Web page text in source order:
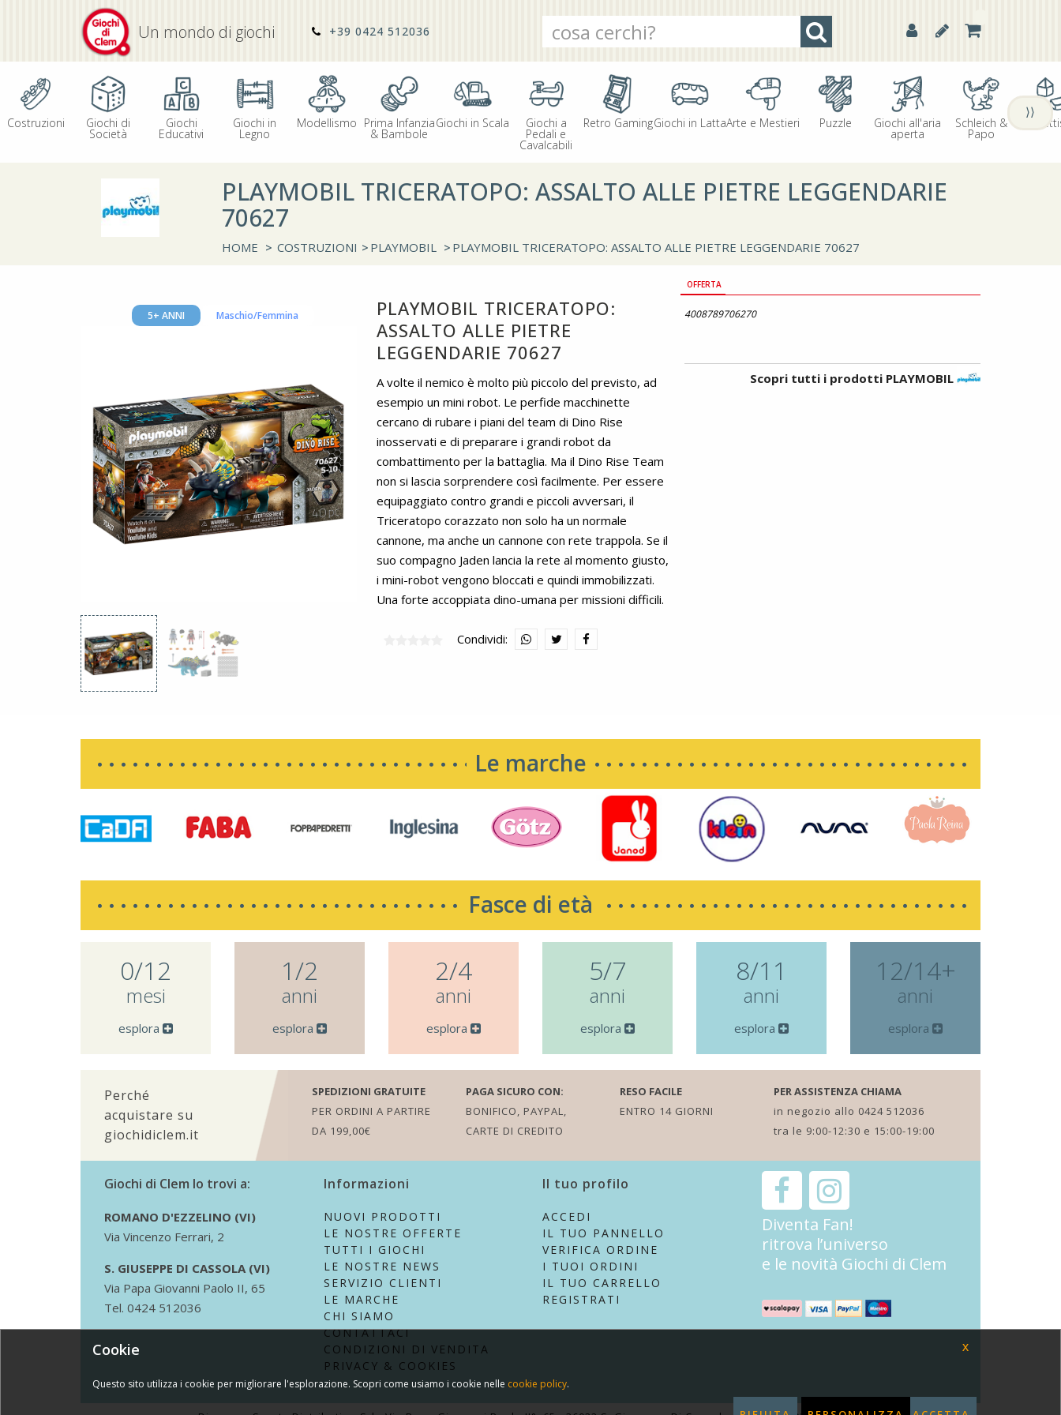
Un mondo di giochi +39 0424 512036
Costruzioni Giochi di
Società
Giochi
Educativi
Giochi in
Legno
Modellismo Prima Infanzia
& Bambole
Giochi in Scala Giochi a
Pedali e
Cavalcabili
Retro GamingGiochi in LattaArte e Mestieri Puzzle Giochi all'aria
aperta
Schleich &
Papo
⟩⟩
PLAYMOBIL TRICERATOPO: ASSALTO ALLE PIETRE LEGGENDARIE
70627
HOME > COSTRUZIONI > PLAYMOBIL > PLAYMOBIL TRICERATOPO: ASSALTO ALLE PIETRE LEGGENDARIE 70627
5+ ANNI Maschio/Femmina
PLAYMOBIL TRICERATOPO:
ASSALTO ALLE PIETRE
LEGGENDARIE 70627
A volte il nemico è molto più piccolo del previsto, ad
esempio un mini robot. Le perfide macchinette
cercano di rubare i piani del team di Dino Rise
inosservati e di preparare i grandi robot da
combattimento per la battaglia. Ma il Dino Rise Team
non si lascia sorprendere così facilmente. Per essere
equipaggiato contro grandi e piccoli avversari, il
Triceratopo corazzato non solo ha un normale
cannone, ma anche un cannone con rete trappola. Se il
suo compagno Jaden lancia la rete al momento giusto,
i mini-robot vengono bloccati e quindi immobilizzati.
Una forte accoppiata dino-umana per missioni difficili.
Condividi:
OFFERTA
4008789706270
Scopri tutti i prodotti PLAYMOBIL
Le marche
Fasce di età
0/12
mesi
esplora
1/2
anni
esplora
2/4
anni
esplora
5/7
anni
esplora
8/11
anni
esplora
12/14+
anni
esplora
Perché
acquistare su
giochidiclem.it
SPEDIZIONI GRATUITE
PER ORDINI A PARTIRE
DA 199,00€
PAGA SICURO CON:
BONIFICO, PAYPAL,
CARTE DI CREDITO
RESO FACILE
ENTRO 14 GIORNI
PER ASSISTENZA CHIAMA
in negozio allo 0424 512036
tra le 9:00-12:30 e 15:00-19:00
Giochi di Clem lo trovi a:
ROMANO D'EZZELINO (VI)
Via Vincenzo Ferrari, 2
S. GIUSEPPE DI CASSOLA (VI)
Via Papa Giovanni Paolo II, 65
Tel. 0424 512036
Informazioni
NUOVI PRODOTTI
LE NOSTRE OFFERTE
TUTTI I GIOCHI
LE NOSTRE NEWS
SERVIZIO CLIENTI
LE MARCHE
CHI SIAMO
CONTATTACI
CONDIZIONI DI VENDITA
PRIVACY & COOKIES
Il tuo profilo
ACCEDI
IL TUO PANNELLO
VERIFICA ORDINE
I TUOI ORDINI
IL TUO CARRELLO
REGISTRATI
Diventa Fan!
ritrova l’universo
e le novità Giochi di Clem
Cookie X
Questo sito utilizza i cookie per migliorare l'esplorazione. Scopri come usiamo i cookie nelle cookie policy.